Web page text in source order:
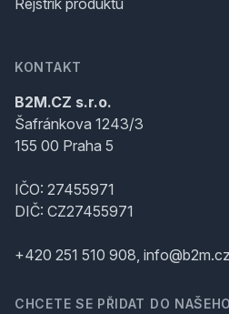
Rejstřík produktů
KONTAKT
B2M.CZ s.r.o.
Šafránkova 1243/3
155 00 Praha 5
IČO: 27455971
DIČ: CZ27455971
+420 251 510 908, info@b2m.cz
CHCETE SE PŘIDAT DO